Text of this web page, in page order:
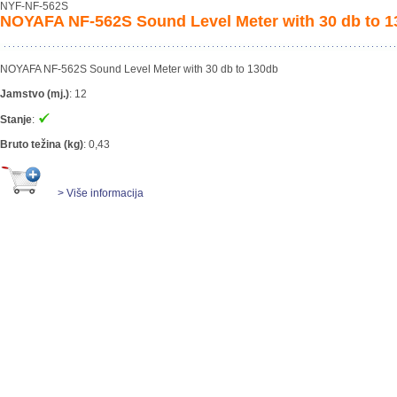
NYF-NF-562S
NOYAFA NF-562S Sound Level Meter with 30 db to
NOYAFA NF-562S Sound Level Meter with 30 db to 130db
Jamstvo (mj.): 12
Stanje:
Bruto težina (kg): 0,43
> Više informacija